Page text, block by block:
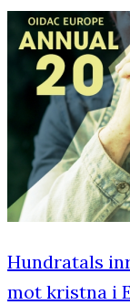
Hundratals
mot kristna i